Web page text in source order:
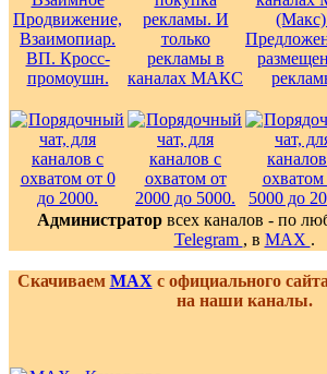
Администратор всех каналов - по
Telegram , в MAX .
Скачиваем MAX с официального
на наши каналы.